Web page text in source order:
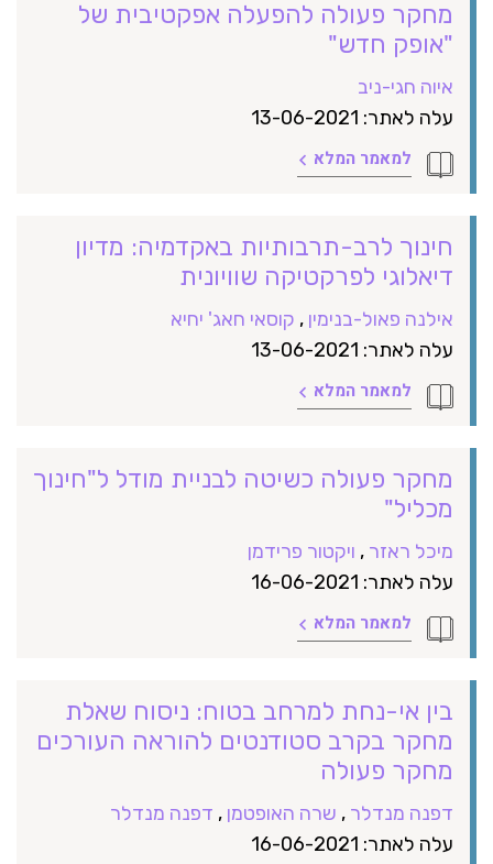
מחקר פעולה להפעלה אפקטיבית של
"אופק חדש"
איוה חגי-ניב
עלה לאתר: 13-06-2021
למאמר המלא
חינוך לרב-תרבותיות באקדמיה: מדיון
דיאלוגי לפרקטיקה שוויונית
אילנה פאול-בנימין , קוסאי חאג' יחיא
עלה לאתר: 13-06-2021
למאמר המלא
מחקר פעולה כשיטה לבניית מודל ל"חינוך
מכליל"
מיכל ראזר , ויקטור פרידמן
עלה לאתר: 16-06-2021
למאמר המלא
בין אי-נחת למרחב בטוח: ניסוח שאלת
מחקר בקרב סטודנטים להוראה העורכים
מחקר פעולה
דפנה מנדלר , שרה האופטמן , דפנה מנדלר
עלה לאתר: 16-06-2021